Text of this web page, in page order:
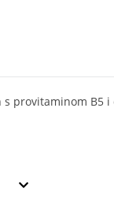
s provitaminom B5